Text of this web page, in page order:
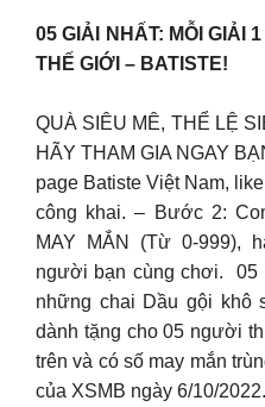
05 GIẢI NHẤT: MỖI GIẢI
THẾ GIỚI – BATISTE!
QUÀ SIÊU MÊ, THỂ LỆ
HÃY THAM GIA NGAY
page Batiste Việt Nam,
công khai. – Bước 2:
MAY MẮN (Từ 0-999),
người bạn cùng chơi. ️ 05
những chai Dầu gội khô
dành tặng cho 05 người
trên và có số may mắn
của XSMB ngày 6/10/2022. ️